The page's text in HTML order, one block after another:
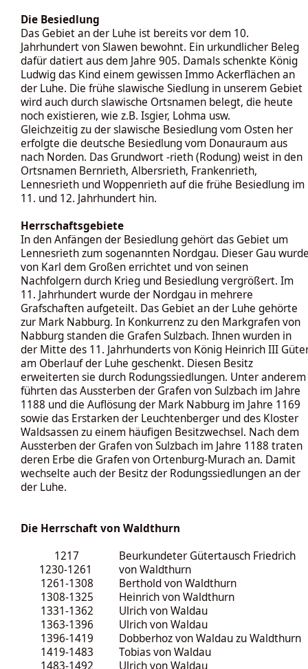
Die Besiedlung
Das Gebiet an der Luhe ist bereits vor dem 10.
Jahrhundert von Slawen bewohnt. Ein urkundlicher Beleg
dafür datiert aus dem Jahre 905. Damals schenkte König
Ludwig das Kind einem gewissen Immo Ackerflächen an
der Luhe. Die frühe slawische Siedlung in unserem Gebiet
wird auch durch slawische Ortsnamen belegt, die heute
noch existieren, wie z.B. Isgier, Lohma usw.
Gleichzeitig zu der slawische Besiedlung vom Osten her
erfolgte die deutsche Besiedlung vom Donauraum aus
nach Norden. Das Grundwort -rieth (Rodung) weist in den
Ortsnamen Bernrieth, Albersrieth, Frankenrieth,
Lennesrieth und Woppenrieth auf die frühe Besiedlung im
11. und 12. Jahrhundert hin.
Herrschaftsgebiete
In den Anfängen der Besiedlung gehört das Gebiet um
Lennesrieth zum sogenannten Nordgau. Dieser Gau
von Karl dem Großen errichtet und von seinen
Nachfolgern durch Krieg und Besiedlung vergrößert. Im
11. Jahrhundert wurde der Nordgau in mehrere
Grafschaften aufgeteilt. Das Gebiet an der Luhe gehörte
zur Mark Nabburg. In Konkurrenz zu den Markgrafen von
Nabburg standen die Grafen Sulzbach. Ihnen wurden in
der Mitte des 11. Jahrhunderts von König Heinrich III
am Oberlauf der Luhe geschenkt. Diesen Besitz
erweiterten sie durch Rodungssiedlungen. Unter anderem
führten das Aussterben der Grafen von Sulzbach im Jahre
1188 und die Auflösung der Mark Nabburg im Jahre 1169
sowie das Erstarken der Leuchtenberger und des Kloster
Waldsassen zu einem häufigen Besitzwechsel. Nach dem
Aussterben der Grafen von Sulzbach im Jahre 1188 traten
deren Erbe die Grafen von Ortenburg-Murach an. Damit
wechselte auch der Besitz der Rodungssiedlungen an der
der Luhe.
Die Herrschaft von Waldthurn
1217
1230-1261
1261-1308
1308-1325
1331-1362
1363-1396
1396-1419
1419-1483
1483-1492
Beurkundeter Gütertausch Friedrich
von Waldthurn
Berthold von Waldthurn
Heinrich von Waldthurn
Ulrich von Waldau
Ulrich von Waldau
Dobberhoz von Waldau zu Waldthurn
Tobias von Waldau
Ulrich von Waldau